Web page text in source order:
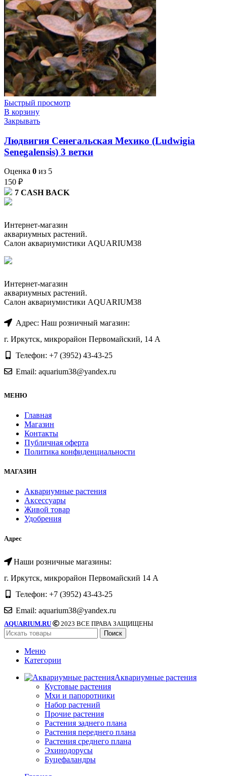
Быстрый просмотр
В корзину
Закрывать
Людвигия Сенегальская Мехико (Ludwigia
Senegalensis) 3 ветки
Оценка 0 из 5
150 ₽
7 CASH BACK
Интернет-магазин
аквариумных растений.
Салон аквариумистики AQUARIUM38
Интернет-магазин
аквариумных растений.
Салон аквариумистики AQUARIUM38
Адрес: Наш розничный магазин:
г. Иркутск, микрорайон Первомайский, 14 А
Телефон: +7 (3952) 43-43-25
Email: aquarium38@yandex.ru
МЕНЮ
Главная
Магазин
Контакты
Публичная оферта
Политика конфиденциальности
МАГАЗИН
Аквариумные растения
Аксессуары
Живой товар
Удобрения
Адрес
Наши розничные магазины:
г. Иркутск, микрорайон Первомайский 14 А
Телефон: +7 (3952) 43-43-25
Email: aquarium38@yandex.ru
AQUARIUM.RU
2023 ВСЕ ПРАВА ЗАЩИЩЕНЫ
Поиск
Меню
Категории
Аквариумные растения
Кустовые растения
Мхи и папоротники
Набор растений
Прочие растения
Растения заднего плана
Растения переднего плана
Растения среднего плана
Эхинодорусы
Буцефаландры